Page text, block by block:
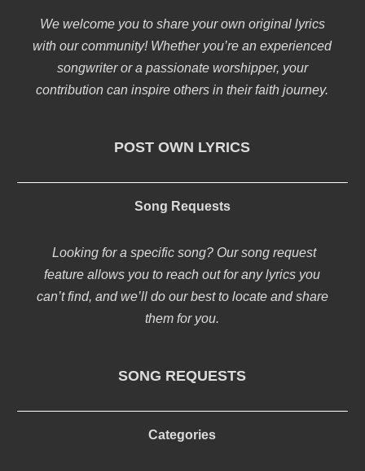
We welcome you to share your own original lyrics
with our community! Whether you’re an experienced
songwriter or a passionate worshipper, your
contribution can inspire others in their faith journey.
POST OWN LYRICS
Song Requests
Looking for a specific song? Our song request
feature allows you to reach out for any lyrics you
can’t find, and we’ll do our best to locate and share
them for you.
SONG REQUESTS
Categories